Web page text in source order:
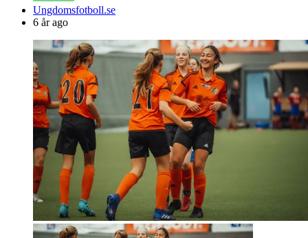
Posted
by
Ungdomsfotboll.se
6 år ago